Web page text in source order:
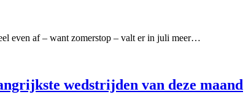
even af – want zomerstop – valt er in juli meer…
wedstrijden van deze maand